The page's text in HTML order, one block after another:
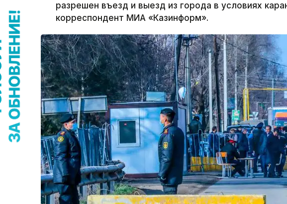
разрешен въезд и выезд из города в условиях
корреспондент МИА «Казинформ».